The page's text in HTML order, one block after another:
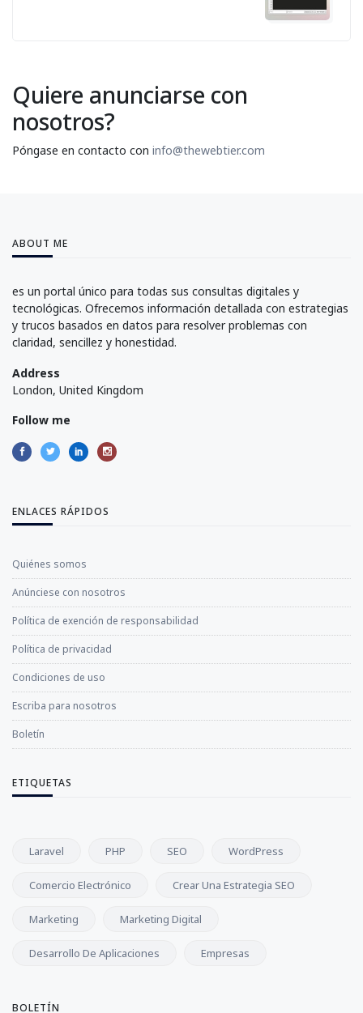
Quiere anunciarse con
nosotros?
Póngase en contacto con info@thewebtier.com
ABOUT ME
es un portal único para todas sus consultas digitales y
tecnológicas. Ofrecemos información detallada con estrategias
y trucos basados en datos para resolver problemas con
claridad, sencillez y honestidad.
Address
London, United Kingdom
Follow me
ENLACES RÁPIDOS
Quiénes somos
Anúnciese con nosotros
Política de exención de responsabilidad
Política de privacidad
Condiciones de uso
Escriba para nosotros
Boletín
ETIQUETAS
Laravel PHP SEO WordPress
Comercio Electrónico Crear Una Estrategia SEO
Marketing Marketing Digital
Desarrollo De Aplicaciones Empresas
BOLETÍN